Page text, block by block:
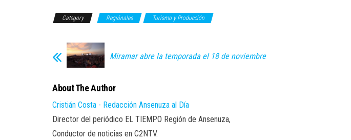
Category Regiónales Turismo y Producción
Miramar abre la temporada el 18 de noviembre
About The Author
Cristián Costa - Redacción Ansenuza al Día
Director del periódico EL TIEMPO Región de Ansenuza,
Conductor de noticias en C2NTV.